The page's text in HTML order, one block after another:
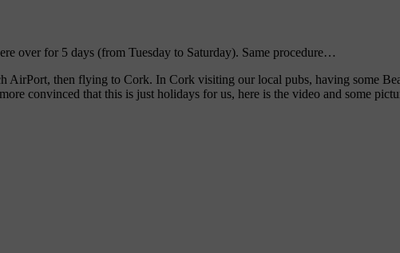
over for 5 days (from Tuesday to Saturday). Same procedure…
AirPort, then flying to Cork. In Cork visiting our local pubs, having some
convinced that this is just holidays for us, here is the video and some